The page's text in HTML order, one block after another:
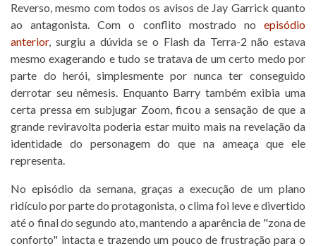
Reverso, mesmo com todos os avisos de Jay Garrick quanto
ao antagonista. Com o conflito mostrado no episódio
anterior, surgiu a dúvida se o Flash da Terra-2 não estava
mesmo exagerando e tudo se tratava de um certo medo por
parte do herói, simplesmente por nunca ter conseguido
derrotar seu nêmesis. Enquanto Barry também exibia uma
certa pressa em subjugar Zoom, ficou a sensação de que a
grande reviravolta poderia estar muito mais na revelação da
identidade do personagem do que na ameaça que ele
representa.
No episódio da semana, graças a execução de um plano
ridículo por parte do protagonista, o clima foi leve e divertido
até o final do segundo ato, mantendo a aparência de "zona de
conforto" intacta e trazendo um pouco de frustração para o